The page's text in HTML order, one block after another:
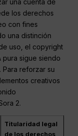
una cuenta de
los derechos
con fines
una distinción
uso, el copyright
sigue siendo
Para reforzar su
creativos
2.
Titularidad legal
de los derechos